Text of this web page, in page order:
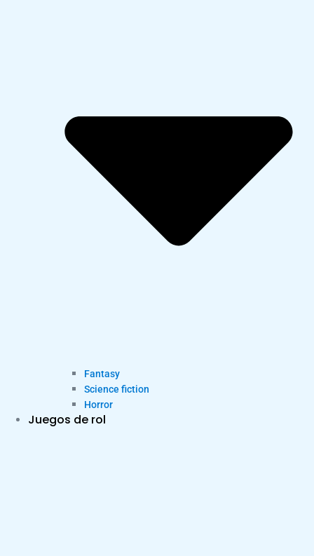
Fantasy
Science fiction
Horror
Juegos de rol